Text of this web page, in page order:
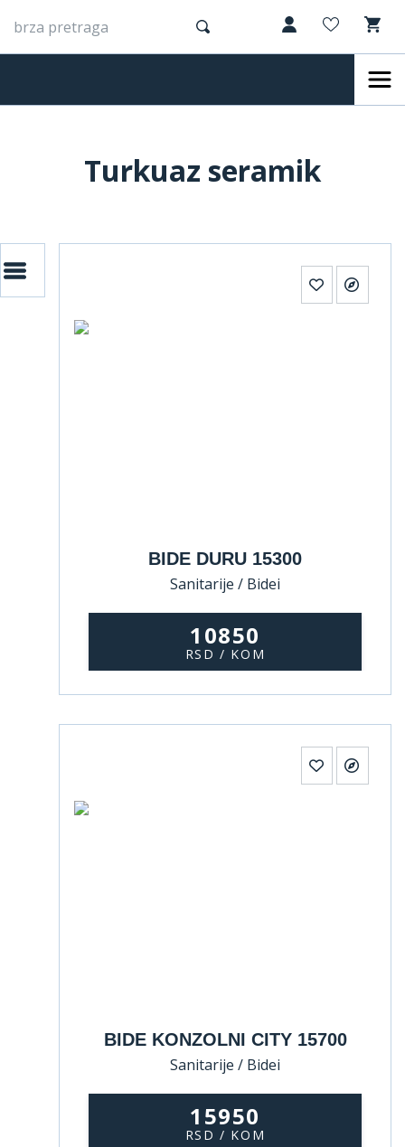
Turkuaz seramik
BIDE DURU 15300
Sanitarije / Bidei
10850
RSD / KOM
BIDE KONZOLNI CITY 15700
Sanitarije / Bidei
15950
RSD / KOM